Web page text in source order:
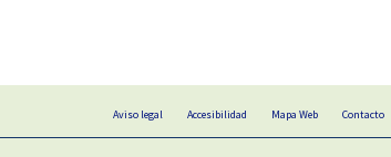
Aviso legal Accesibilidad Mapa Web Contacto